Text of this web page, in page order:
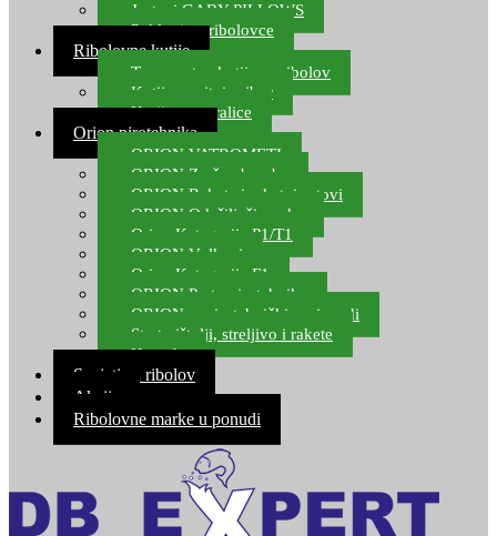
Jastuci GABY PILLOWS
Pokloni za ribolovce
Ribolovne kutije
Transportne kutije za ribolov
Kutije za sitni pribor
Kutije za varalice
Orion pirotehnika
ORION VATROMETI
ORION Zračne bombe
ORION Rakete i raketni setovi
ORION Odašiljači zvuka
Orion Kategorija P1/T1
ORION Vulkani
Orion Kategorija F1
ORION Party pirotehnika
ORION nepirotehnički proizvodi
Start pištolji, streljivo i rakete
Kontakt
Savjeti za ribolov
Akcija
Ribolovne marke u ponudi